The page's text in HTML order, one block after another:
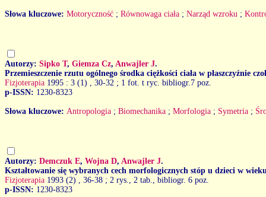
Słowa kluczowe: Motoryczność ; Równowaga ciała ; Narząd wzroku ;
Autorzy: Sipko T, Giemza Cz, Anwajler J.
Przemieszczenie rzutu ogólnego środka ciężkości ciała w płaszczyźnie
Fizjoterapia 1995 : 3 (1)
, 30-32 ; 1 fot. t ryc. bibliogr.7 poz.
p-ISSN: 1230-8323
Słowa kluczowe: Antropologia ; Biomechanika ; Morfologia ; Symetria ;
Autorzy: Demczuk E, Wojna D, Anwajler J.
Kształtowanie się wybranych cech morfologicznych stóp u dzieci w
Fizjoterapia 1993 (2)
, 36-38 ; 2 rys., 2 tab., bibliogr. 6 poz.
p-ISSN: 1230-8323